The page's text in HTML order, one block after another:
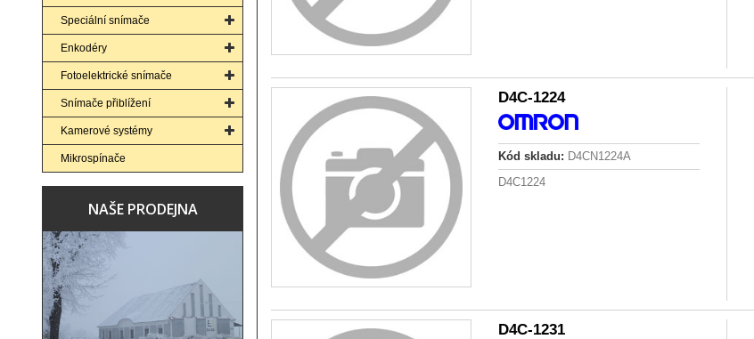
Speciální snímače
Enkodéry
Fotoelektrické snímače
Snímače přiblížení
Kamerové systémy
Mikrospínače
NAŠE PRODEJNA
D4C-1224
Kód skladu: D4CN1224A
D4C1224
D4C-1231